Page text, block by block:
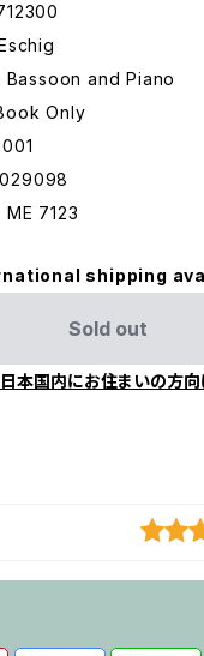
and Piano
Only
7123
shipping
Sold out
日本国内にお住まいの方向